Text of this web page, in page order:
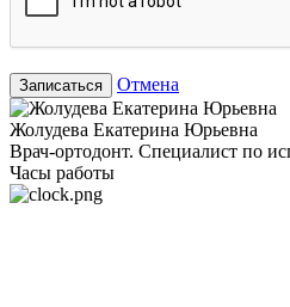
Записаться Отмена
Жолудева Екатерина Юрьевна
Врач-ортодонт. Специалист по
Часы работы